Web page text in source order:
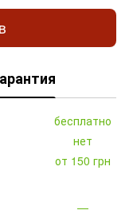
бесплатно
нет
от 150 грн
—